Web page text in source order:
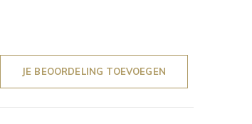
JE BEOORDELING TOEVOEGEN